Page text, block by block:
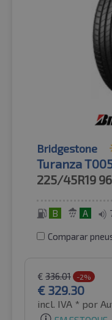
Bridgestone
Turanza
225/45R19
B A
Comparar
€ 336.01 -2%
€ 329.30
incl. IVA * por